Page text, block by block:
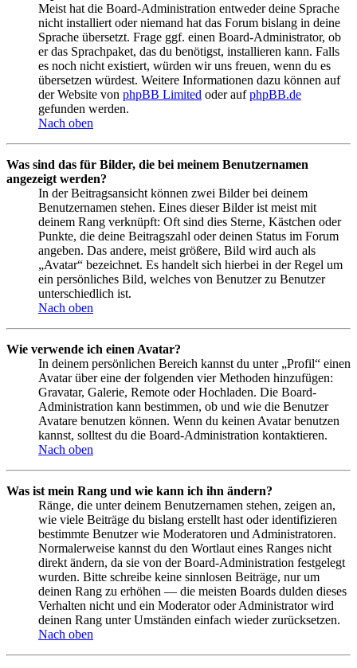
Meist hat die Board-Administration entweder deine Sprache
nicht installiert oder niemand hat das Forum bislang in deine
Sprache übersetzt. Frage ggf. einen Board-Administrator, ob
er das Sprachpaket, das du benötigst, installieren kann. Falls
es noch nicht existiert, würden wir uns freuen, wenn du es
übersetzen würdest. Weitere Informationen dazu können auf
der Website von phpBB Limited oder aufphpBB.de
gefunden werden.
Nach oben
Was sind das für Bilder, die bei meinem Benutzernamen
angezeigt werden?
In der Beitragsansicht können zwei Bilder bei deinem
Benutzernamen stehen. Eines dieser Bilder ist meist mit
deinem Rang verknüpft: Oft sind dies Sterne, Kästchen oder
Punkte, die deine Beitragszahl oder deinen Status im Forum
angeben. Das andere, meist größere, Bild wird auch als
„Avatar“ bezeichnet. Es handelt sich hierbei in der Regel um
ein persönliches Bild, welches von Benutzer zu Benutzer
unterschiedlich ist.
Nach oben
Wie verwende ich einen Avatar?
In deinem persönlichen Bereich kannst du unter „Profil“ einen
Avatar über eine der folgenden vier Methoden hinzufügen:
Gravatar, Galerie, Remote oder Hochladen. Die Board-
Administration kann bestimmen, ob und wie die Benutzer
Avatare benutzen können. Wenn du keinen Avatar benutzen
kannst, solltest du die Board-Administration kontaktieren.
Nach oben
Was ist mein Rang und wie kann ich ihn ändern?
Ränge, die unter deinem Benutzernamen stehen, zeigen an,
wie viele Beiträge du bislang erstellt hast oder identifizieren
bestimmte Benutzer wie Moderatoren und Administratoren.
Normalerweise kannst du den Wortlaut eines Ranges nicht
direkt ändern, da sie von der Board-Administration festgelegt
wurden. Bitte schreibe keine sinnlosen Beiträge, nur um
deinen Rang zu erhöhen — die meisten Boards dulden dieses
Verhalten nicht und ein Moderator oder Administrator wird
deinen Rang unter Umständen einfach wieder zurücksetzen.
Nach oben